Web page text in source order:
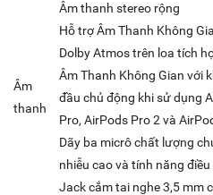
Âm
thanh
Âm thanh stereo rộng
Hỗ trợ Âm Thanh Không
Dolby Atmos trên loa tích
Âm Thanh Không Gian với
đầu chủ động khi sử dụng
Pro, AirPods Pro 2 và
Dãy ba micrô chất lượng
nhiễu cao và tính năng
Jack cắm tai nghe 3,5 mm